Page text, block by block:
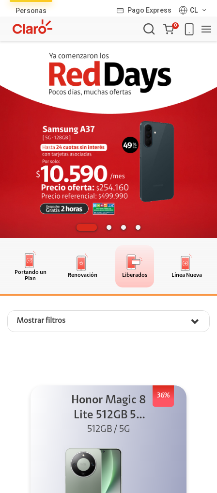
Personas Pago Express
CL
Carro
de
0
Portando un
Plan
Renovación Liberados Línea Nueva
Mostrar filtros
productos
36%
Honor Magic 8
Lite 512GB 5G
Verde
512GB / 5G